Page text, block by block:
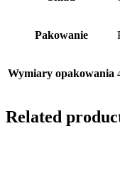
Pakowanie
Wymiary opakowania
Related